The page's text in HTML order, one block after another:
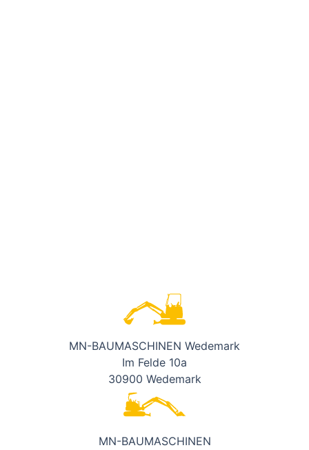
MN-BAUMASCHINEN Wedemark
Im Felde 10a
30900 Wedemark
MN-BAUMASCHINEN